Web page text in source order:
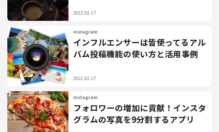
2022.02.17
Instagram
インフルエンサーは皆使ってるアル
バム投稿機能の使い方と活用事例
2022.02.17
Instagram
フォロワーの増加に貢献！インスタ
グラムの写真を9分割するアプリ